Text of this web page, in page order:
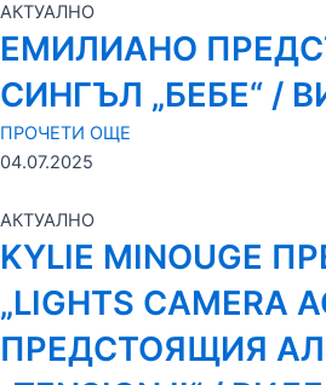
АКТУАЛНО
ЕМИЛИАНО
СИНГЪЛ „БЕБЕ“ /
ПРОЧЕТИ ОЩЕ
04.07.2025
АКТУАЛНО
KYLIE MINOUGE
„LIGHTS CAMERA
ПРЕДСТОЯЩИЯ